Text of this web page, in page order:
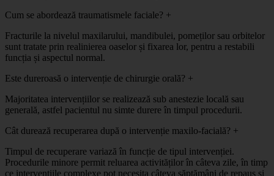
Cum se abordează traumatismele faciale? +
Fracturile la nivelul maxilarului, mandibulei, pomeților sau orbitelor
sunt tratate prin realinierea oaselor și fixarea lor, pentru a restabili
funcția și aspectul normal.
Este dureroasă o intervenție de chirurgie orală? +
Majoritatea intervențiilor se realizează sub anestezie locală sau
generală, astfel pacientul nu simte durere în timpul procedurii.
Cât durează recuperarea după o intervenție maxilo-facială? +
Timpul de recuperare variază în funcție de tipul intervenției.
Procedurile minore permit reluarea activităților în câteva zile, în timp
ce intervențiile complexe pot necesita câteva săptămâni de repaus și